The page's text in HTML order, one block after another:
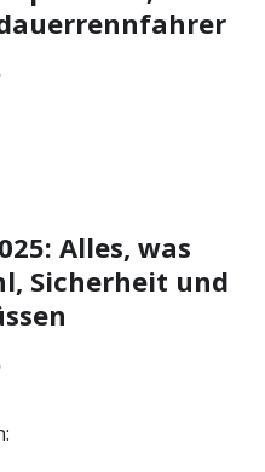
Alles, was
Sicherheit und